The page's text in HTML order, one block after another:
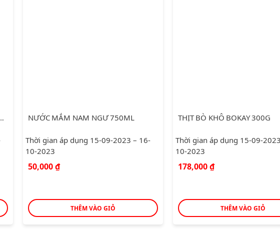
MAGGI 700ML NƯỚC MẮM NAM NGƯ 750ML
Thời gian áp dụng 15-09-2023 – 16-
10-2023
50,000₫
THÊM VÀO GIỎ
THỊT BÒ KHÔ BOKAY 300G
Thời gian áp dụng 15-09-
10-2023
178,000₫
THÊM VÀO GIỎ